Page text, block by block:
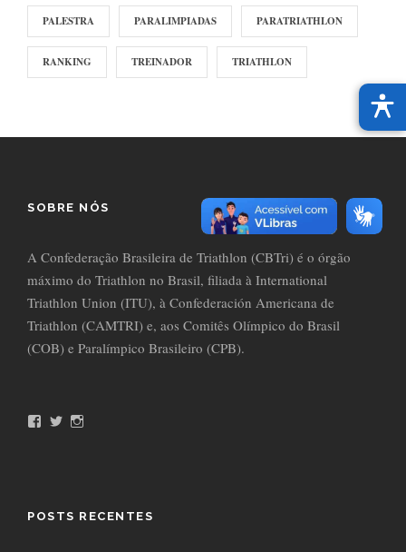
PALESTRA PARALIMPIADAS PARATRIATHLON
RANKING TREINADOR TRIATHLON
SOBRE NÓS
A Confederação Brasileira de Triathlon (CBTri) é o órgão
máximo do Triathlon no Brasil, filiada à International
Triathlon Union (ITU), à Confederación Americana de
Triathlon (CAMTRI) e, aos Comitês Olímpico do Brasil
(COB) e Paralímpico Brasileiro (CPB).
k
T
a
POSTS RECENTES